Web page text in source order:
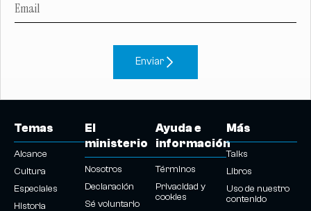
Enviar
Temas
Alcance
Cultura
Especiales
Historia
El
ministerio
Nosotros
Declaración
Sé voluntario
Ayuda e
información
Términos
Privacidad y
cookies
Más
Talks
Libros
Uso de nuestro
contenido